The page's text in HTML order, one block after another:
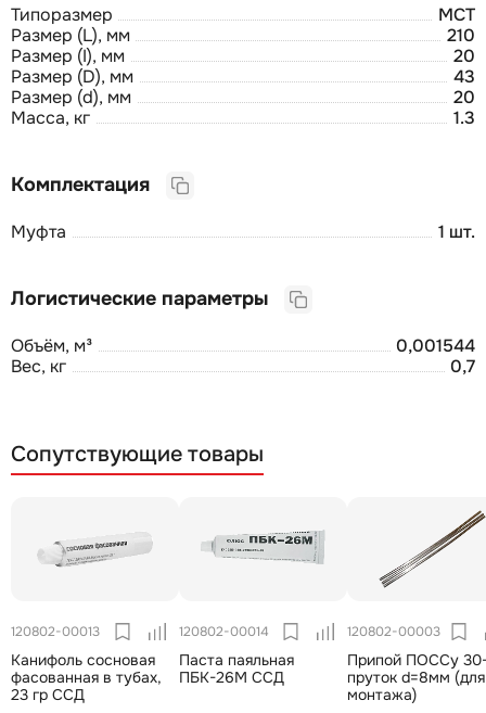
Типоразмер
МСТ
Размер (L), мм
210
Размер (I), мм
20
Размер (D), мм
43
Размер (d), мм
20
Масса, кг
1.3
Комплектация
Муфта 1 шт.
Логистические параметры
Объём, м³
0,001544
Вес, кг
0,7
Сопутствующие товары
120802-00013
Канифоль сосновая
фасованная в тубах,
23 гр ССД
120802-00014
Паста паяльная
ПБК-26М ССД
120802-00003
Припой ПОССу
пруток d=8мм (для
монтажа)